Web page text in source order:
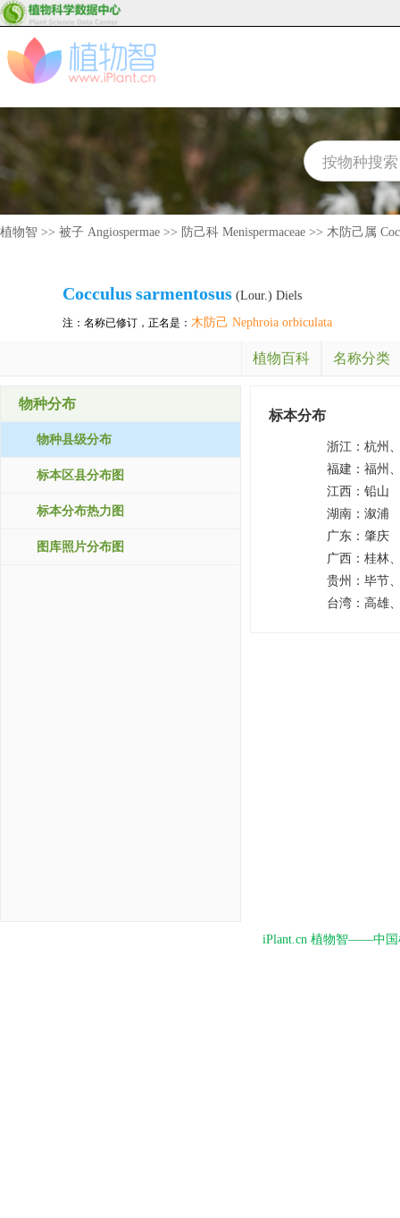
植物智 >> 被子 Angiospermae >> 防己科 Menispermaceae >> 木防己属
Cocculussarmentosus (Lour.) Diels
注：名称已修订，正名是： 木防己 Nephroia orbiculata
植物百科 名称分类
物种分布
物种县级分布
标本区县分布图
标本分布热力图
图库照片分布图
标本分布
浙江： 杭州
福建： 福州
江西： 铅山
湖南： 溆浦
广东： 肇庆
广西： 桂林
贵州： 毕节
台湾： 高雄
iPlant.cn 植物智——中国